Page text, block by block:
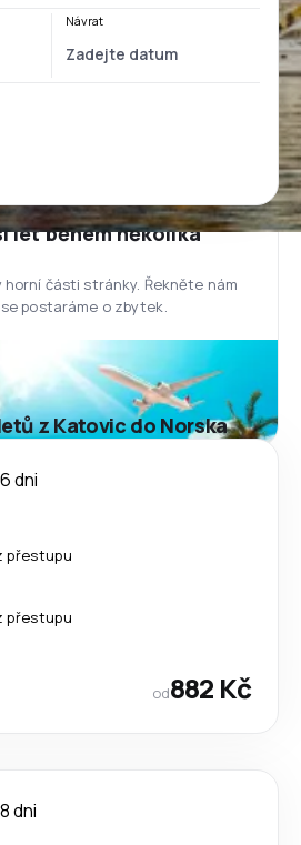
Návrat
let během několika
části stránky. Řekněte nám
postaráme o zbytek.
z Katovic do Norska
6 dni
přestupu
přestupu
od882 Kč
8 dni